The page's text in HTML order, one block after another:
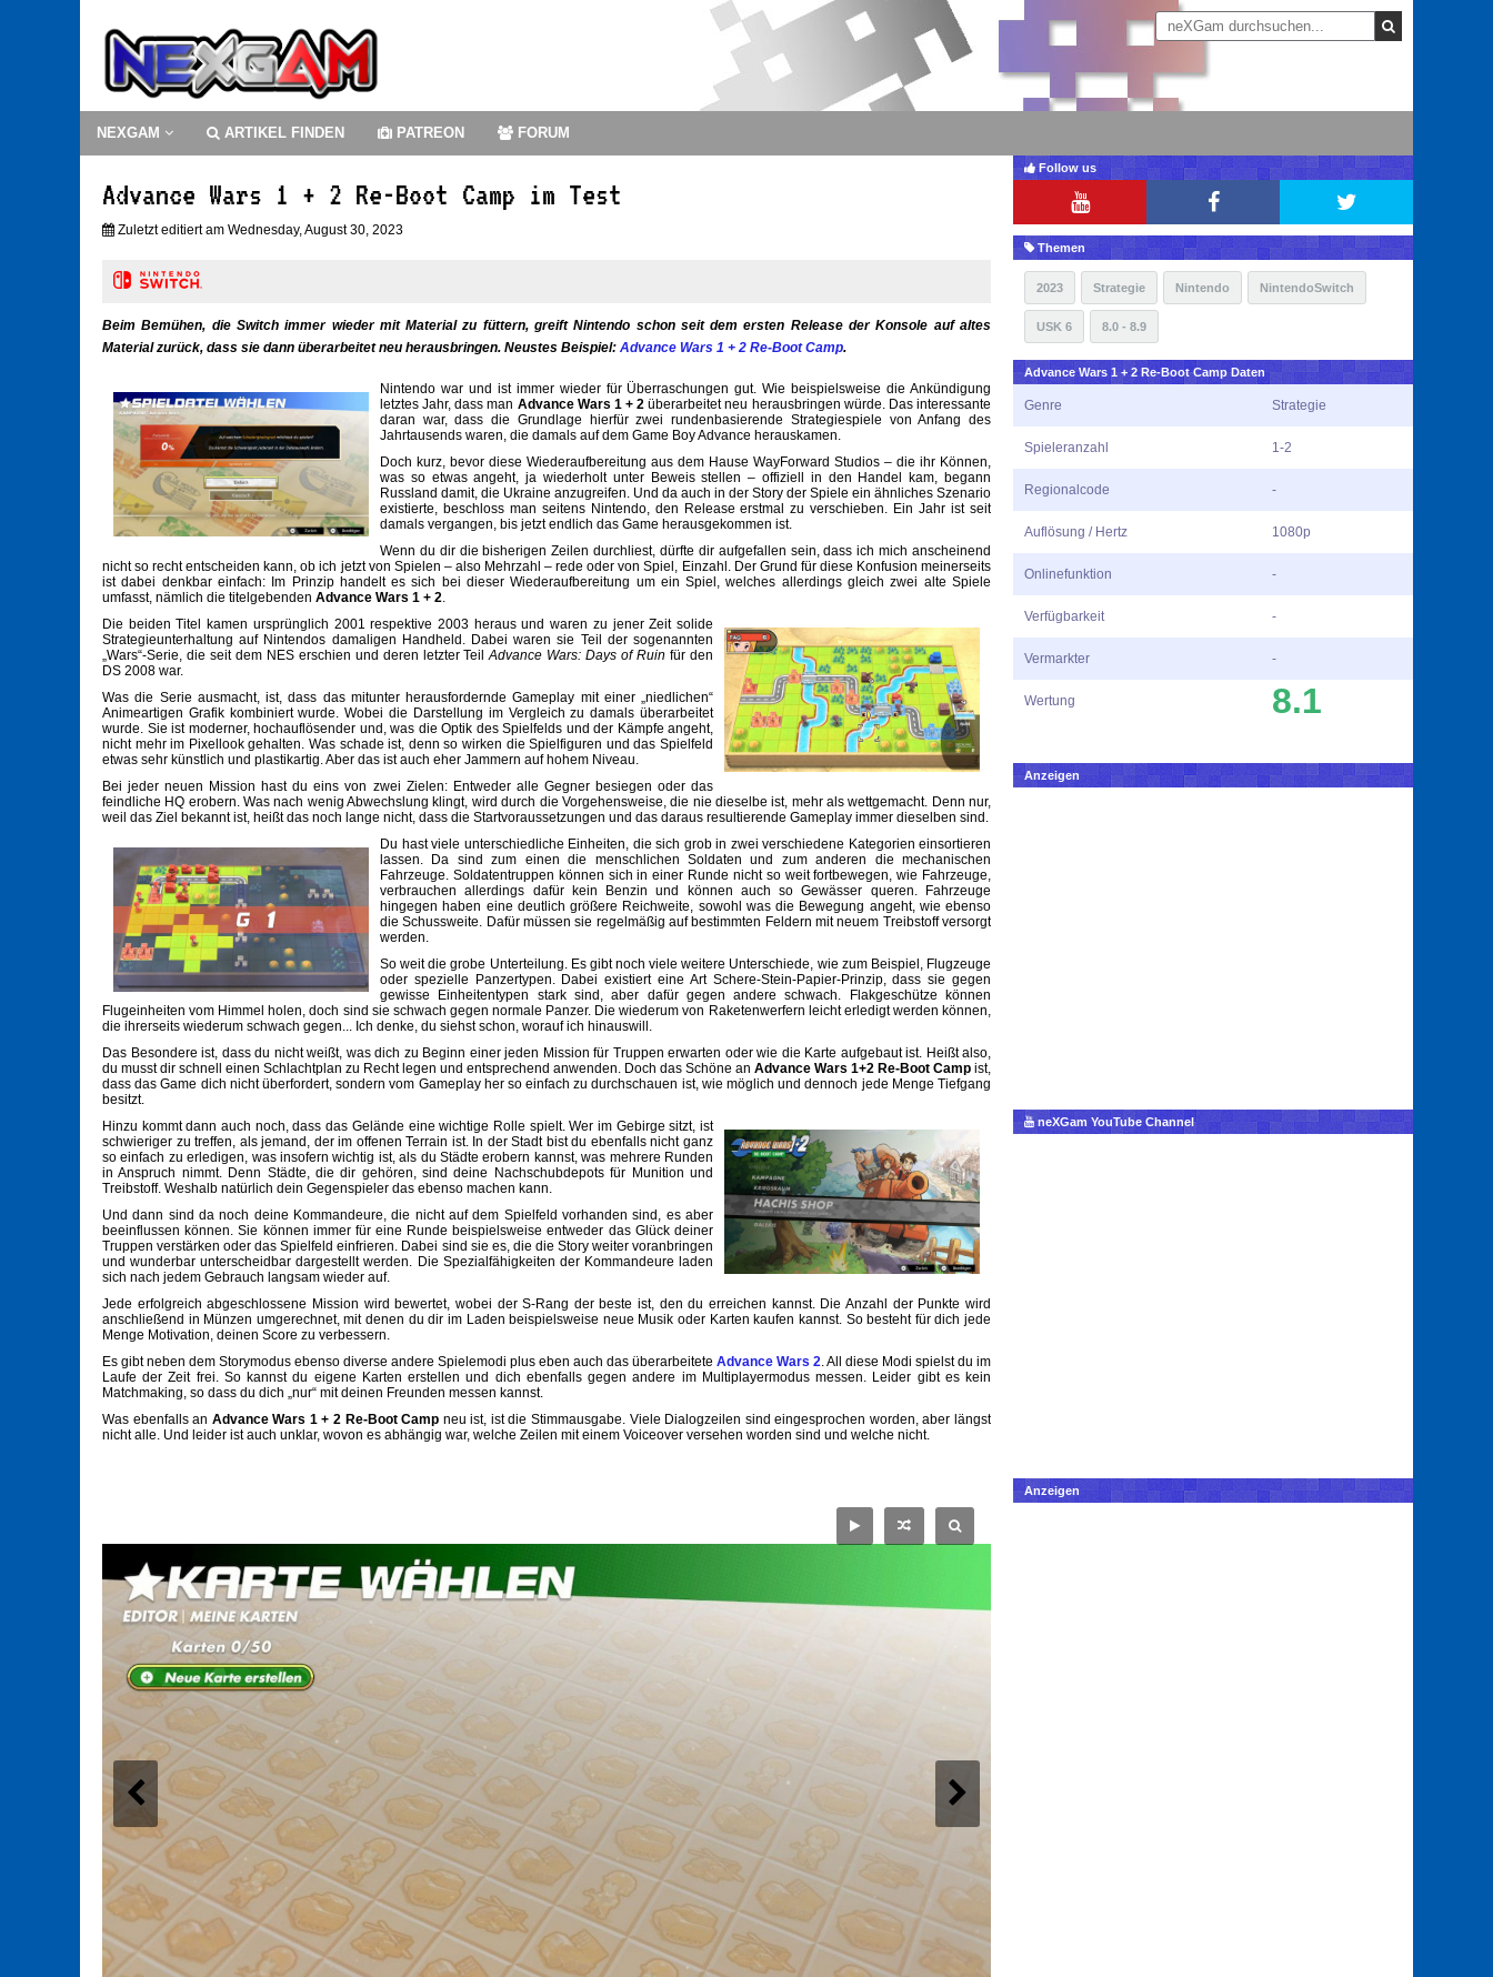
NEXGAM ARTIKEL FINDEN PATREON FORUM
Advance Wars 1 + 2 Re-Boot Camp im Test
Zuletzt editiert am Wednesday, August 30, 2023
Beim Bemühen, die Switch immer wieder mit Material zu füttern, greift Nintendo schon seit dem ersten Release der Konsole auf altes
Material zurück, dass sie dann überarbeitet neu herausbringen. Neustes Beispiel: Advance Wars 1 + 2 Re-Boot Camp.
Nintendo war und ist immer wieder für Überraschungen gut. Wie beispielsweise die Ankündigung
letztes Jahr, dass man Advance Wars 1 + 2 überarbeitet neu herausbringen würde. Das interessante
daran war, dass die Grundlage hierfür zwei rundenbasierende Strategiespiele von Anfang des
Jahrtausends waren, die damals auf dem Game Boy Advance herauskamen.
Doch kurz, bevor diese Wiederaufbereitung aus dem Hause WayForward Studios – die ihr Können,
was so etwas angeht, ja wiederholt unter Beweis stellen – offiziell in den Handel kam, begann
Russland damit, die Ukraine anzugreifen. Und da auch in der Story der Spiele ein ähnliches Szenario
existierte, beschloss man seitens Nintendo, den Release erstmal zu verschieben. Ein Jahr ist seit
damals vergangen, bis jetzt endlich das Game herausgekommen ist.
Wenn du dir die bisherigen Zeilen durchliest, dürfte dir aufgefallen sein, dass ich mich anscheinend
nicht so recht entscheiden kann, ob ich jetzt von Spielen – also Mehrzahl – rede oder von Spiel, Einzahl. Der Grund für diese Konfusion meinerseits
ist dabei denkbar einfach: Im Prinzip handelt es sich bei dieser Wiederaufbereitung um ein Spiel, welches allerdings gleich zwei alte Spiele
umfasst, nämlich die titelgebenden Advance Wars 1 + 2.
Die beiden Titel kamen ursprünglich 2001 respektive 2003 heraus und waren zu jener Zeit solide
Strategieunterhaltung auf Nintendos damaligen Handheld. Dabei waren sie Teil der sogenannten
„Wars“-Serie, die seit dem NES erschien und deren letzter TeilAdvance Wars: Days of Ruin für den
DS 2008 war.
Was die Serie ausmacht, ist, dass das mitunter herausfordernde Gameplay mit einer „niedlichen“
Animeartigen Grafik kombiniert wurde. Wobei die Darstellung im Vergleich zu damals überarbeitet
wurde. Sie ist moderner, hochauflösender und, was die Optik des Spielfelds und der Kämpfe angeht,
nicht mehr im Pixellook gehalten. Was schade ist, denn so wirken die Spielfiguren und das Spielfeld
etwas sehr künstlich und plastikartig. Aber das ist auch eher Jammern auf hohem Niveau.
Bei jeder neuen Mission hast du eins von zwei Zielen: Entweder alle Gegner besiegen oder das
feindliche HQ erobern. Was nach wenig Abwechslung klingt, wird durch die Vorgehensweise, die nie dieselbe ist, mehr als wettgemacht. Denn nur,
weil das Ziel bekannt ist, heißt das noch lange nicht, dass die Startvoraussetzungen und das daraus resultierende Gameplay immer dieselben sind.
Du hast viele unterschiedliche Einheiten, die sich grob in zwei verschiedene Kategorien einsortieren
lassen. Da sind zum einen die menschlichen Soldaten und zum anderen die mechanischen
Fahrzeuge. Soldatentruppen können sich in einer Runde nicht so weit fortbewegen, wie Fahrzeuge,
verbrauchen allerdings dafür kein Benzin und können auch so Gewässer queren. Fahrzeuge
hingegen haben eine deutlich größere Reichweite, sowohl was die Bewegung angeht, wie ebenso
die Schussweite. Dafür müssen sie regelmäßig auf bestimmten Feldern mit neuem Treibstoff versorgt
werden.
So weit die grobe Unterteilung. Es gibt noch viele weitere Unterschiede, wie zum Beispiel, Flugzeuge
oder spezielle Panzertypen. Dabei existiert eine Art Schere-Stein-Papier-Prinzip, dass sie gegen
gewisse Einheitentypen stark sind, aber dafür gegen andere schwach. Flakgeschütze können
Flugeinheiten vom Himmel holen, doch sind sie schwach gegen normale Panzer. Die wiederum von Raketenwerfern leicht erledigt werden können,
die ihrerseits wiederum schwach gegen... Ich denke, du siehst schon, worauf ich hinauswill.
Das Besondere ist, dass du nicht weißt, was dich zu Beginn einer jeden Mission für Truppen erwarten oder wie die Karte aufgebaut ist. Heißt also,
du musst dir schnell einen Schlachtplan zu Recht legen und entsprechend anwenden. Doch das Schöne an Advance Wars 1+2 Re-Boot Camp ist,
dass das Game dich nicht überfordert, sondern vom Gameplay her so einfach zu durchschauen ist, wie möglich und dennoch jede Menge Tiefgang
besitzt.
Hinzu kommt dann auch noch, dass das Gelände eine wichtige Rolle spielt. Wer im Gebirge sitzt, ist
schwieriger zu treffen, als jemand, der im offenen Terrain ist. In der Stadt bist du ebenfalls nicht ganz
so einfach zu erledigen, was insofern wichtig ist, als du Städte erobern kannst, was mehrere Runden
in Anspruch nimmt. Denn Städte, die dir gehören, sind deine Nachschubdepots für Munition und
Treibstoff. Weshalb natürlich dein Gegenspieler das ebenso machen kann.
Und dann sind da noch deine Kommandeure, die nicht auf dem Spielfeld vorhanden sind, es aber
beeinflussen können. Sie können immer für eine Runde beispielsweise entweder das Glück deiner
Truppen verstärken oder das Spielfeld einfrieren. Dabei sind sie es, die die Story weiter voranbringen
und wunderbar unterscheidbar dargestellt werden. Die Spezialfähigkeiten der Kommandeure laden
sich nach jedem Gebrauch langsam wieder auf.
Jede erfolgreich abgeschlossene Mission wird bewertet, wobei der S-Rang der beste ist, den du erreichen kannst. Die Anzahl der Punkte wird
anschließend in Münzen umgerechnet, mit denen du dir im Laden beispielsweise neue Musik oder Karten kaufen kannst. So besteht für dich jede
Menge Motivation, deinen Score zu verbessern.
Es gibt neben dem Storymodus ebenso diverse andere Spielemodi plus eben auch das überarbeitete Advance Wars 2. All diese Modi spielst du im
Laufe der Zeit frei. So kannst du eigene Karten erstellen und dich ebenfalls gegen andere im Multiplayermodus messen. Leider gibt es kein
Matchmaking, so dass du dich „nur“ mit deinen Freunden messen kannst.
Was ebenfalls an Advance Wars 1 + 2 Re-Boot Camp neu ist, ist die Stimmausgabe. Viele Dialogzeilen sind eingesprochen worden, aber längst
nicht alle. Und leider ist auch unklar, wovon es abhängig war, welche Zeilen mit einem Voiceover versehen worden sind und welche nicht.
Follow us
Themen
2023 Strategie Nintendo NintendoSwitch
USK 6 8.0 - 8.9
Advance Wars 1 + 2 Re-Boot Camp Daten
Genre Strategie
Spieleranzahl 1-2
Regionalcode -
Auflösung / Hertz 1080p
Onlinefunktion -
Verfügbarkeit -
Vermarkter -
Wertung 8.1
Anzeigen
neXGam YouTube Channel
Anzeigen